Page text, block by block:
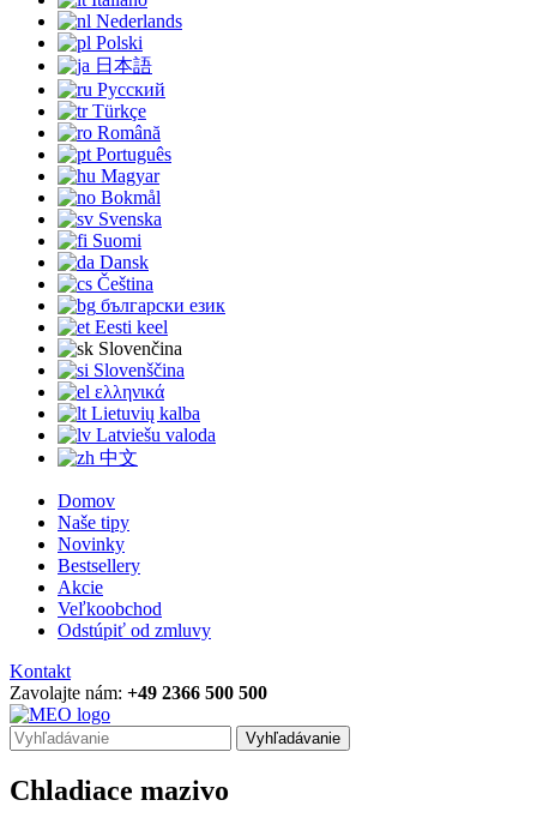
Nederlands
Polski
日本語
Русский
Türkçe
Română
Português
Magyar
Bokmål
Svenska
Suomi
Dansk
Čeština
български език
Eesti keel
Slovenčina
Slovenščina
ελληνικά
Lietuvių kalba
Latviešu valoda
中文
Domov
Naše tipy
Novinky
Bestsellery
Akcie
Veľkoobchod
Odstúpiť od zmluvy
Kontakt
Zavolajte nám: +49 2366 500 500
Vyhľadávanie
Chladiace mazivo